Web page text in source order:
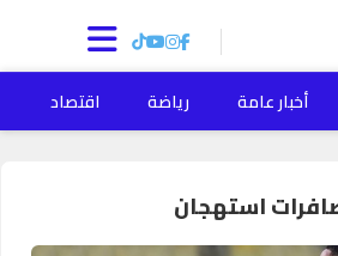
أخبار عامة رياضة اقتصاد
استهجان